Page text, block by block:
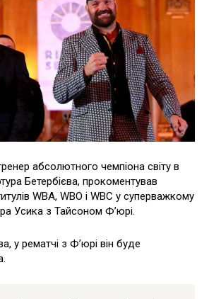
абсолютного чемпіона світу в
Бетербієва, прокоментував
WBA, WBO і WBC у суперважкому
Усика з Тайсоном Ф’юрі.
у рематчі з Ф’юрі він буде